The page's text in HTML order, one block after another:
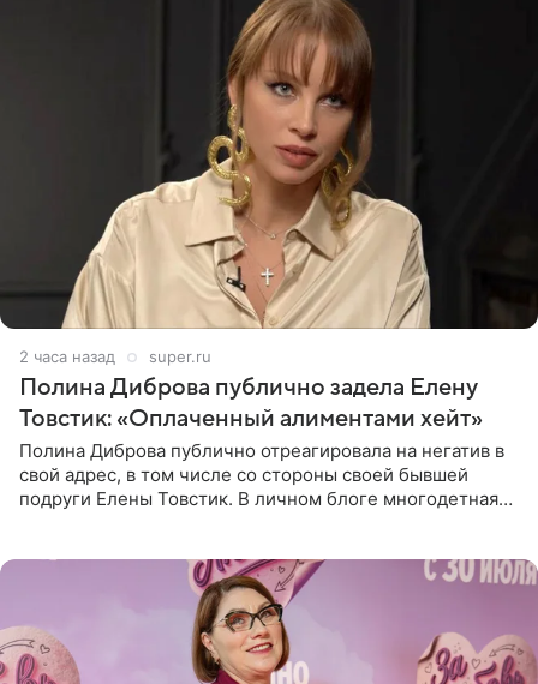
2 часа назад super.ru
Полина Диброва публично задела Елену
Товстик: «Оплаченный алиментами хейт»
Полина Диброва публично отреагировала на негатив в
свой адрес, в том числе со стороны своей бывшей
подруги Елены Товстик. В личном блоге многодетная